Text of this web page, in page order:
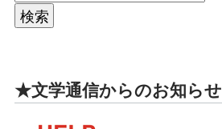
★文学通信からのお知らせ